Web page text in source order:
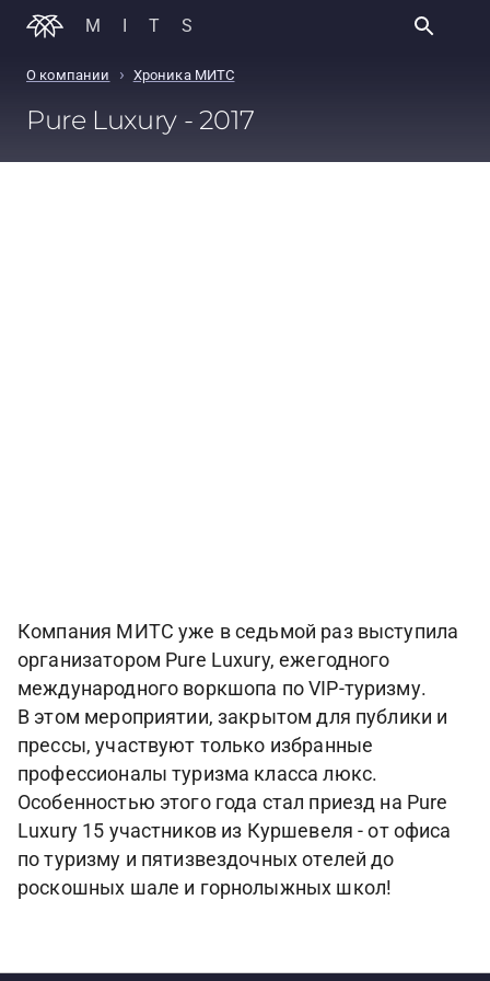
MITS
О компании › Хроника МИТС
Pure Luxury - 2017
Компания МИТС уже в седьмой раз выступила
организатором Pure Luxury, ежегодного
международного воркшопа по VIP-туризму.
В этом мероприятии, закрытом для публики и
прессы, участвуют только избранные
профессионалы туризма класса люкс.
Особенностью этого года стал приезд на Pure
Luxury 15 участников из Куршевеля - от офиса
по туризму и пятизвездочных отелей до
роскошных шале и горнолыжных школ!